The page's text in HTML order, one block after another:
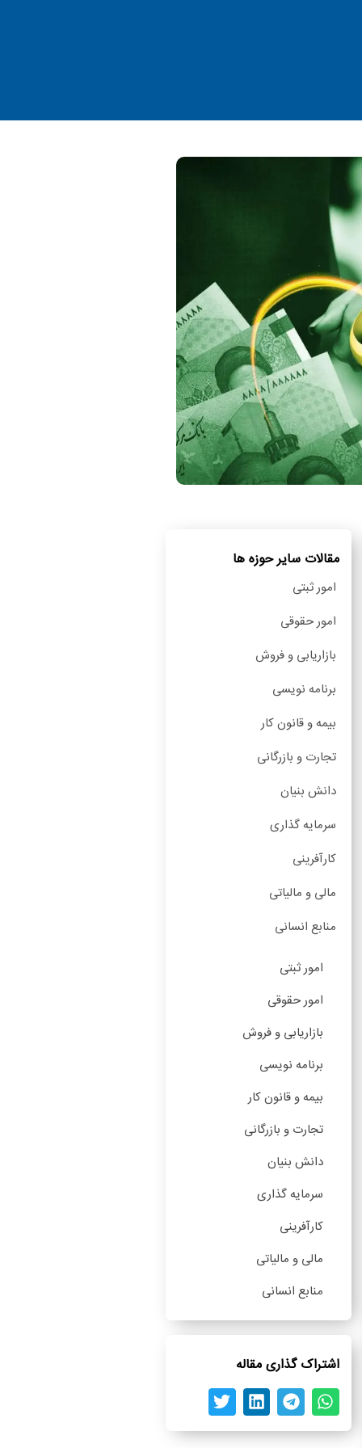
مقالات سایر حوزه ها
امور ثبتی
امور حقوقی
بازاریابی و فروش
برنامه نویسی
بیمه و قانون کار
تجارت و بازرگانی
دانش بنیان
سرمایه گذاری
کارآفرینی
مالی و مالیاتی
منابع انسانی
امور ثبتی
امور حقوقی
بازاریابی و فروش
برنامه نویسی
بیمه و قانون کار
تجارت و بازرگانی
دانش بنیان
سرمایه گذاری
کارآفرینی
مالی و مالیاتی
منابع انسانی
اشتراک گذاری مقاله